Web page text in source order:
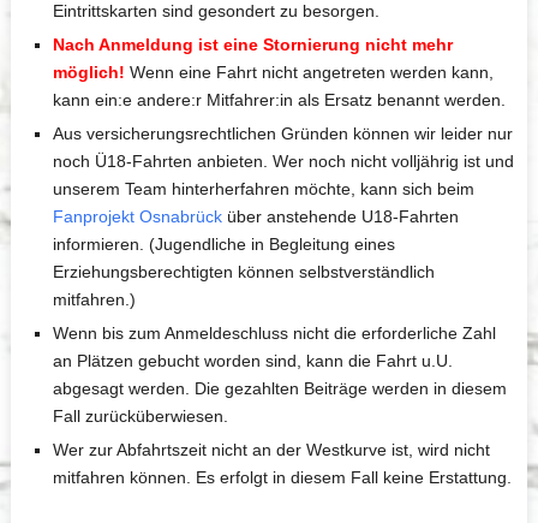
Eintrittskarten sind gesondert zu besorgen.
Nach Anmeldung ist eine Stornierung nicht mehr
möglich! Wenn eine Fahrt nicht angetreten werden kann,
kann ein:e andere:r Mitfahrer:in als Ersatz benannt werden.
Aus versicherungsrechtlichen Gründen können wir leider nur
noch Ü18-Fahrten anbieten. Wer noch nicht volljährig ist und
unserem Team hinterherfahren möchte, kann sich beim
Fanprojekt Osnabrück über anstehende U18-Fahrten
informieren. (Jugendliche in Begleitung eines
Erziehungsberechtigten können selbstverständlich
mitfahren.)
Wenn bis zum Anmeldeschluss nicht die erforderliche Zahl
an Plätzen gebucht worden sind, kann die Fahrt u.U.
abgesagt werden. Die gezahlten Beiträge werden in diesem
Fall zurücküberwiesen.
Wer zur Abfahrtszeit nicht an der Westkurve ist, wird nicht
mitfahren können. Es erfolgt in diesem Fall keine Erstattung.